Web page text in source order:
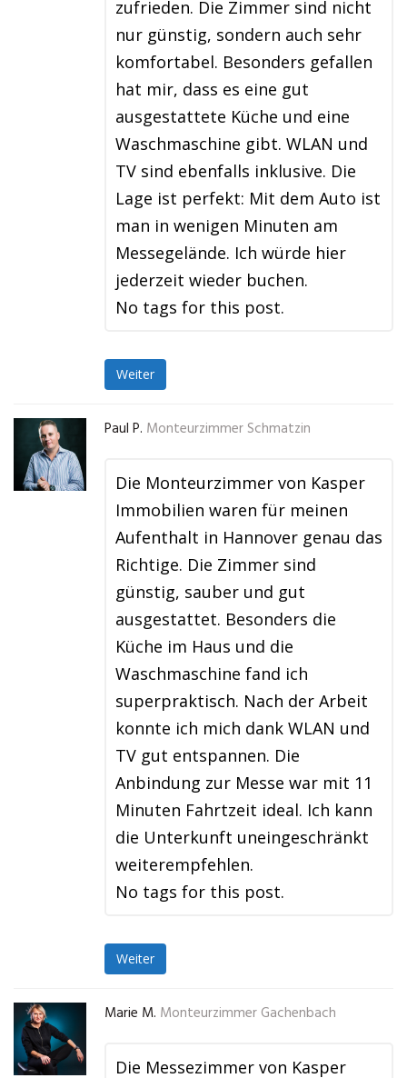
zufrieden. Die Zimmer sind nicht
nur günstig, sondern auch sehr
komfortabel. Besonders gefallen
hat mir, dass es eine gut
ausgestattete Küche und eine
Waschmaschine gibt. WLAN und
TV sind ebenfalls inklusive. Die
Lage ist perfekt: Mit dem Auto ist
man in wenigen Minuten am
Messegelände. Ich würde hier
jederzeit wieder buchen.
No tags for this post.
Weiter
Paul P. Monteurzimmer Schmatzin
Die Monteurzimmer von Kasper
Immobilien waren für meinen
Aufenthalt in Hannover genau das
Richtige. Die Zimmer sind
günstig, sauber und gut
ausgestattet. Besonders die
Küche im Haus und die
Waschmaschine fand ich
superpraktisch. Nach der Arbeit
konnte ich mich dank WLAN und
TV gut entspannen. Die
Anbindung zur Messe war mit 11
Minuten Fahrtzeit ideal. Ich kann
die Unterkunft uneingeschränkt
weiterempfehlen.
No tags for this post.
Weiter
Marie M. Monteurzimmer Gachenbach
Die Messezimmer von Kasper